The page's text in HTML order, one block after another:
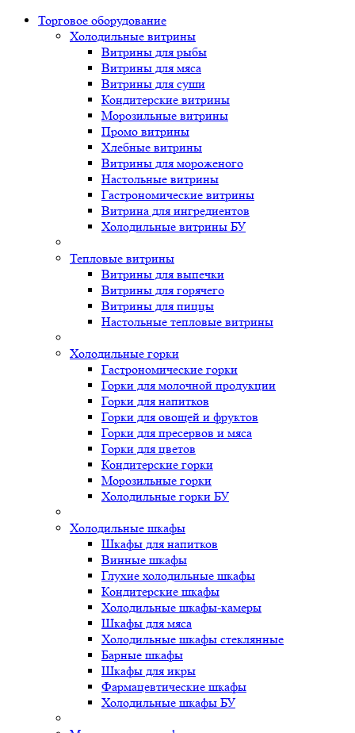
Торговое оборудованиe
Холодильные витрины
Витрины для рыбы
Витрины для мяса
Витрины для суши
Кондитерские витрины
Морозильные витрины
Промо витрины
Хлебные витрины
Витрины для мороженого
Настольные витрины
Гастрономические витрины
Витрина для ингредиентов
Холодильные витрины БУ
Тепловые витрины
Витрины для выпечки
Витрины для горячего
Витрины для пиццы
Настольные тепловые витрины
Холодильные горки
Гастрономические горки
Горки для молочной продукции
Горки для напитков
Горки для овощей и фруктов
Горки для пресервов и мяса
Горки для цветов
Кондитерские горки
Морозильные горки
Холодильные горки БУ
Холодильные шкафы
Шкафы для напитков
Винные шкафы
Глухие холодильные шкафы
Кондитерские шкафы
Холодильные шкафы-камеры
Шкафы для мяса
Холодильные шкафы стеклянные
Барные шкафы
Шкафы для икры
Фармацевтические шкафы
Холодильные шкафы БУ